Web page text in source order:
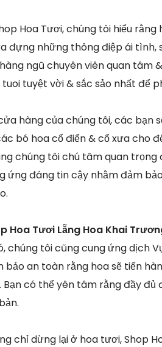
Hoa Tươi, chúng tôi hiểu
đựng những thông điệp ái tình,
ngũ chuyên viên quan tâm
tuoi tuyệt vời & sắc sảo nhất để
hàng của chúng tôi, các bạn
bó hoa cổ điển & cổ xưa cho
chúng tôi chú tâm quan
ứng đáng tin cậy nhằm đảm
Hoa Tươi Lẵng Hoa Khai
chúng tôi cũng cung ứng dịch
bảo an toàn rằng hoa sẽ tiến
Bạn có thể yên tâm rằng đầy
chỉ dừng lại ở hoa tươi, Shop